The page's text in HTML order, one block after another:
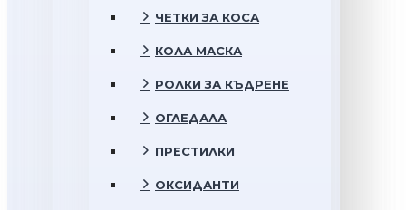
ЧЕТКИ ЗА КОСА
КОЛА МАСКА
РОЛКИ ЗА КЪДРЕНЕ
ОГЛЕДАЛА
ПРЕСТИЛКИ
ОКСИДАНТИ